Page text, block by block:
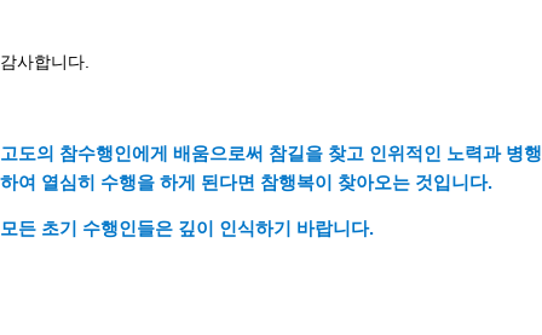
감사합니다.
고도의 참수행인에게 배움으로써 참길을 찾고 인위적인 노력과 병행
하여 열심히 수행을 하게 된다면 참행복이 찾아오는 것입니다.
모든 초기 수행인들은 깊이 인식하기 바랍니다.